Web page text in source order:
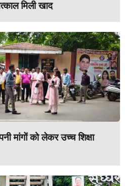
मिली खाद
मांगों को लेकर उच्च शिक्षा